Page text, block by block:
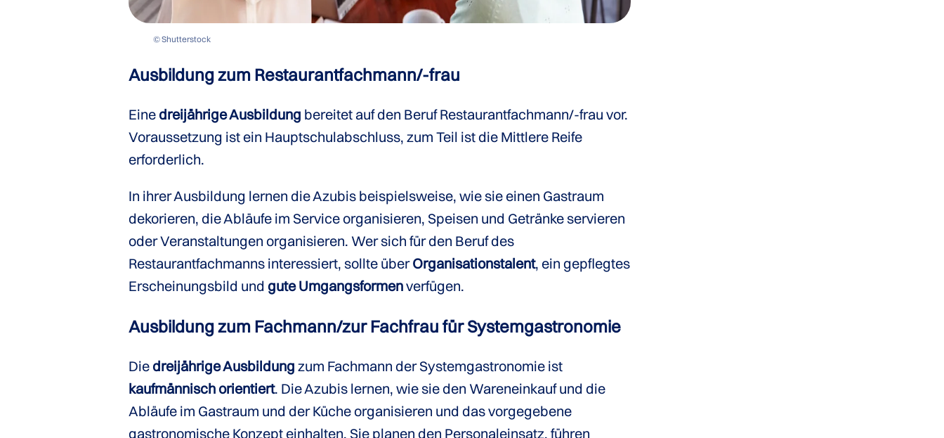
© Shutterstock
Ausbildung zum Restaurantfachmann/-frau
Einedreijährige Ausbildung bereitet auf den Beruf Restaurantfachmann/-frau vor.
Voraussetzung ist ein Hauptschulabschluss, zum Teil ist die Mittlere Reife
erforderlich.
In ihrer Ausbildung lernen die Azubis beispielsweise, wie sie einen Gastraum
dekorieren, die Abläufe im Service organisieren, Speisen und Getränke servieren
oder Veranstaltungen organisieren. Wer sich für den Beruf des
Restaurantfachmanns interessiert, sollte überOrganisationstalent, ein gepflegtes
Erscheinungsbild undgute Umgangsformenverfügen.
Ausbildung zum Fachmann/zur Fachfrau für Systemgastronomie
Diedreijährige Ausbildung zum Fachmann der Systemgastronomie ist
kaufmännisch orientiert. Die Azubis lernen, wie sie den Wareneinkauf und die
Abläufe im Gastraum und der Küche organisieren und das vorgegebene
gastronomische Konzept einhalten. Sie planen den Personaleinsatz, führen